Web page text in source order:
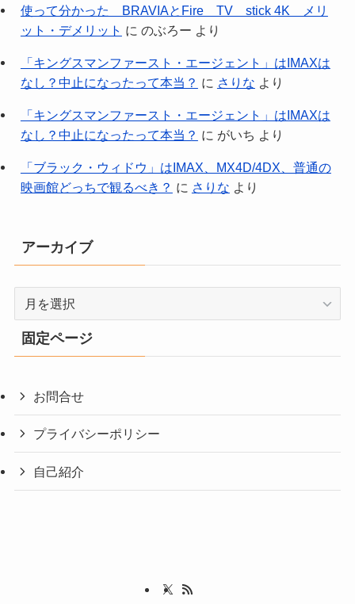
使って分かった BRAVIAとFire TV stick 4K メリ
ット・デメリット に のぶろー より
「キングスマンファースト・エージェント」はIMAXは
なし？中止になったって本当？ に さりな より
「キングスマンファースト・エージェント」はIMAXは
なし？中止になったって本当？ に がいち より
「ブラック・ウィドウ」はIMAX、MX4D/4DX、普通の
映画館どっちで観るべき？ に さりな より
アーカイブ
カ
イ
固定ページ
お問合せ
プライバシーポリシー
自己紹介